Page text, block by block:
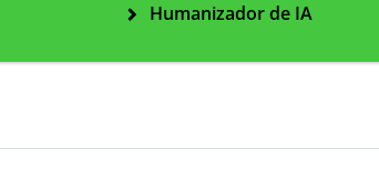
Humanizador de IA